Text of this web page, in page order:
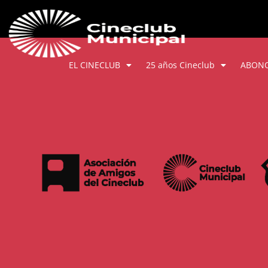
EL CINECLUB 25 años Cineclub